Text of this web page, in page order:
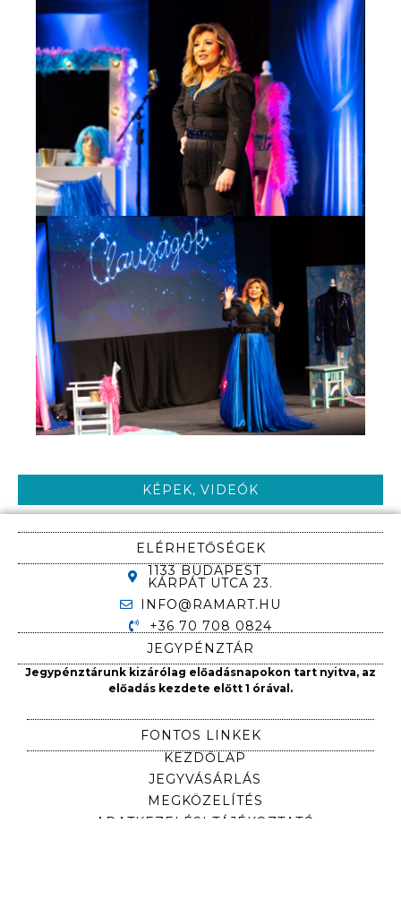
KÉPEK, VIDEÓK
ELÉRHETŐSÉGEK
1133 BUDAPEST
KÁRPÁT UTCA 23.
INFO@RAMART.HU
+36 70 708 0824
JEGYPÉNZTÁR
Jegypénztárunk kizárólag előadásnapokon tart nyitva, az
előadás kezdete előtt 1 órával.
FONTOS LINKEK
KEZDŐLAP
JEGYVÁSÁRLÁS
MEGKÖZELÍTÉS
ADATKEZELÉSI TÁJÉKOZTATÓ